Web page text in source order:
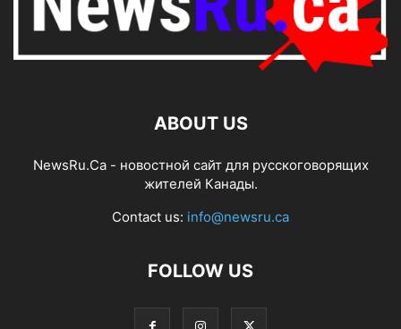
ABOUT US
NewsRu.Ca - новостной сайт для русскоговорящих
жителей Канады.
Contact us: info@newsru.ca
FOLLOW US